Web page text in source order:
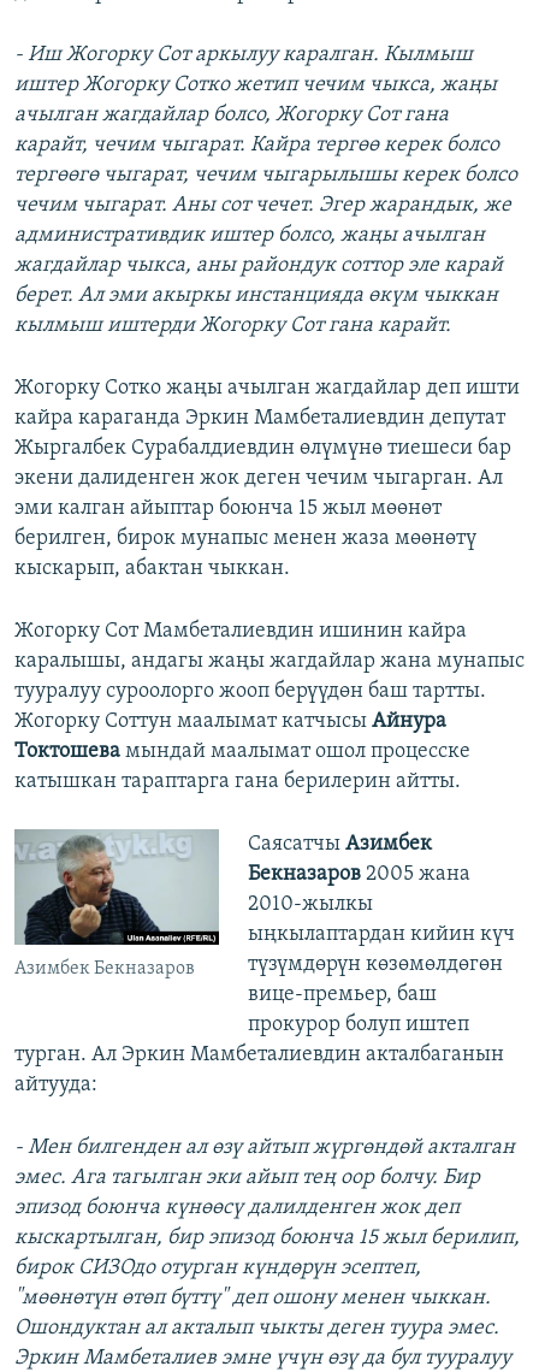
- Иш Жогорку Сот аркылуу каралган. Кылмыш
иштер Жогорку Сотко жетип чечим чыкса, жаңы
ачылган жагдайлар болсо, Жогорку Сот гана
карайт, чечим чыгарат. Кайра тергөө керек болсо
тергөөгө чыгарат, чечим чыгарылышы керек болсо
чечим чыгарат. Аны сот чечет. Эгер жарандык, же
административдик иштер болсо, жаңы ачылган
жагдайлар чыкса, аны райондук соттор эле карай
берет. Ал эми акыркы инстанцияда өкүм чыккан
кылмыш иштерди Жогорку Сот гана карайт.
Жогорку Сотко жаңы ачылган жагдайлар деп ишти
кайра караганда Эркин Мамбеталиевдин депутат
Жыргалбек Сурабалдиевдин өлүмүнө тиешеси бар
экени далиденген жок деген чечим чыгарган. Ал
эми калган айыптар боюнча 15 жыл мөөнөт
берилген, бирок мунапыс менен жаза мөөнөтү
кыскарып, абактан чыккан.
Жогорку Сот Мамбеталиевдин ишинин кайра
каралышы, андагы жаңы жагдайлар жана мунапыс
тууралуу суроолорго жооп берүүдөн баш тартты.
Жогорку Соттун маалымат катчысы Айнура
Токтошева мындай маалымат ошол процесске
катышкан тараптарга гана берилерин айтты.
Азимбек Бекназаров
Саясатчы Азимбек
Бекназаров2005 жана
2010-жылкы
ыңкылаптардан кийин күч
түзүмдөрүн көзөмөлдөгөн
вице-премьер, баш
прокурор болуп иштеп
турган. Ал Эркин Мамбеталиевдин акталбаганын
айтууда:
- Мен билгенден ал өзү айтып жүргөндөй акталган
эмес. Ага тагылган эки айып тең оор болчу. Бир
эпизод боюнча күнөөсү далилденген жок деп
кыскартылган, бир эпизод боюнча 15 жыл берилип,
бирок СИЗОдо отурган күндөрүн эсептеп,
"мөөнөтүн өтөп бүттү" деп ошону менен чыккан.
Ошондуктан ал акталып чыкты деген туура эмес.
Эркин Мамбеталиев эмне үчүн өзү да бул тууралуу